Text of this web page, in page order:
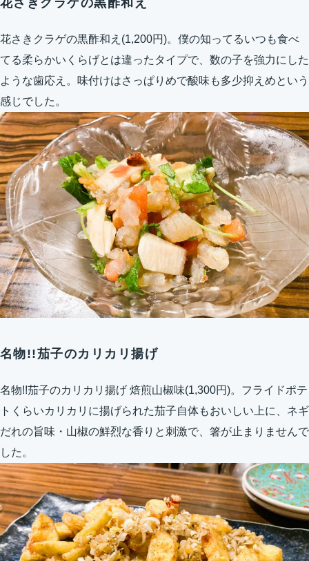
花さきクラゲの黒酢和え(1,200円)。僕の知ってるいつも食べ
てる柔らかいくらげとは違ったタイプで、数の子を強力にした
ような歯応え。味付けはさっぱりめで酸味も多少抑えめという
感じでした。
名物!!茄子のカリカリ揚げ
名物!!茄子のカリカリ揚げ 焙煎山椒味(1,300円)。フライドポテ
トくらいカリカリに揚げられた茄子自体もおいしい上に、ネギ
だれの旨味・山椒の鮮烈な香りと刺激で、箸が止まりませんで
した。